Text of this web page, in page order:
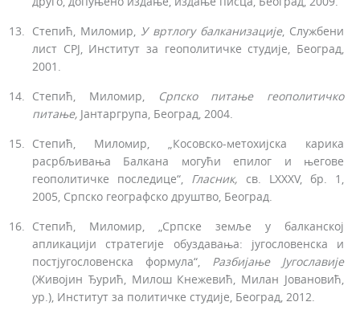
Степић, Миломир, У вртлогу балканизације, Службени
лист СРЈ, Институт за геополитичке студије, Београд,
2001.
Степић, Миломир,
Српско питање геополитичко
питање, Јантаргрупа, Београд, 2004.
Степић, Миломир, „Косовско-метохијска карика
расрбљивања Балкана могући епилог и његове
геополитичке последице“, Гласник, св. LXXXV, бр. 1,
2005, Српско географско друштво, Београд.
Степић, Миломир, „Српске земље у балканској
апликацији стратегије обуздавања: југословенска и
постјугословенска формула“, Разбијање Југославије
(Живојин Ђурић, Милош Кнежевић, Милан Јовановић,
ур.), Институт за политичке студије, Београд, 2012.